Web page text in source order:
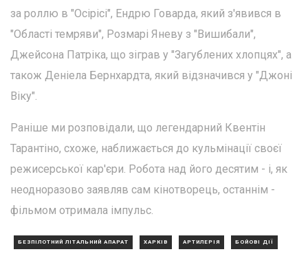
за роллю в "Осірісі", Ендрю Говарда, який з'явився в
"Області темряви", Розмарі Яневу з "Вишибали",
Джейсона Патріка, що зіграв у "Загублених хлопцях", а
також Деніела Бернхардта, який відзначився у "Джоні
Віку".
Раніше ми розповідали, що легендарний Квентін
Тарантіно, схоже, наближається до кульмінації своєї
режисерської кар'єри. Робота над його десятим - і, як
неодноразово заявляв сам кінотворець, останнім -
фільмом отримала імпульс.
БЕЗПІЛОТНИЙ ЛІТАЛЬНИЙ АПАРАТ ХАРКІВ АРТИЛЕРІЯ БОЙОВІ ДІЇ